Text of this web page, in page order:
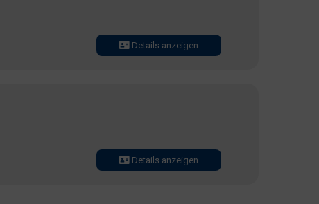
Details anzeigen
Details anzeigen